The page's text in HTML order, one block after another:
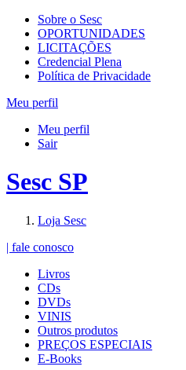
Sobre o Sesc
OPORTUNIDADES
LICITAÇÕES
Credencial Plena
Política de Privacidade
Meu perfil
Meu perfil
Sair
Sesc SP
Loja Sesc
| fale conosco
Livros
CDs
DVDs
VINIS
Outros produtos
PREÇOS ESPECIAIS
E-Books